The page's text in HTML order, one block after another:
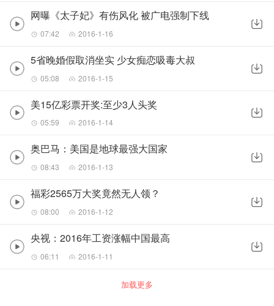
网曝《太子妃》有伤风化 被广电强制下线
07:42 2016-1-16
5省晚婚假取消坐实 少女痴恋吸毒大叔
05:08 2016-1-15
美15亿彩票开奖:至少3人头奖
05:59 2016-1-14
奥巴马：美国是地球最强大国家
08:43 2016-1-13
福彩2565万大奖竟然无人领？
08:00 2016-1-12
央视：2016年工资涨幅中国最高
06:11 2016-1-11
加载更多